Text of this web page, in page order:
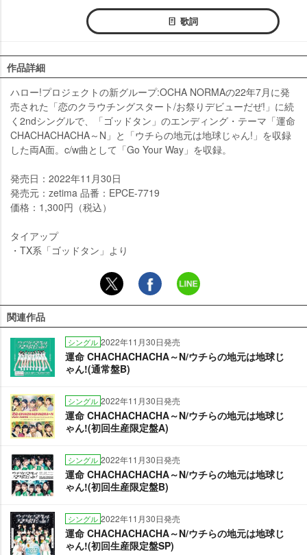
歌詞
作品詳細
ハロー!プロジェクトの新グループ:OCHA NORMAの22年7月に発
売された「恋のクラウチングスタート/お祭りデビューだぜ!」に続
く2ndシングルで、「ゴッドタン」のエンディング・テーマ「運命
CHACHACHACHA～N」と「ウチらの地元は地球じゃん!」を収録
した両A面。c/w曲として「Go Your Way」を収録。
発売日：2022年11月30日
発売元：zetima 品番：EPCE-7719
価格：1,300円（税込）
タイアップ
・TX系「ゴッドタン」より
関連作品
シングル 2022年11月30日発売
運命 CHACHACHACHA～N/ウチらの地元は地球じ
ゃん!(通常盤B)
シングル 2022年11月30日発売
運命 CHACHACHACHA～N/ウチらの地元は地球じ
ゃん!(初回生産限定盤A)
シングル 2022年11月30日発売
運命 CHACHACHACHA～N/ウチらの地元は地球じ
ゃん!(初回生産限定盤B)
シングル 2022年11月30日発売
運命 CHACHACHACHA～N/ウチらの地元は地球じ
ゃん!(初回生産限定盤SP)